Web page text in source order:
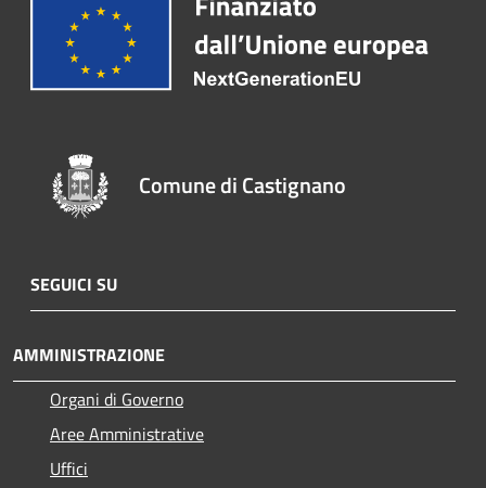
Comune di Castignano
SEGUICI SU
AMMINISTRAZIONE
Organi di Governo
Aree Amministrative
Uffici